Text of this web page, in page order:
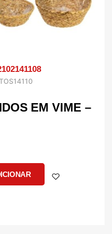
EM VIME –